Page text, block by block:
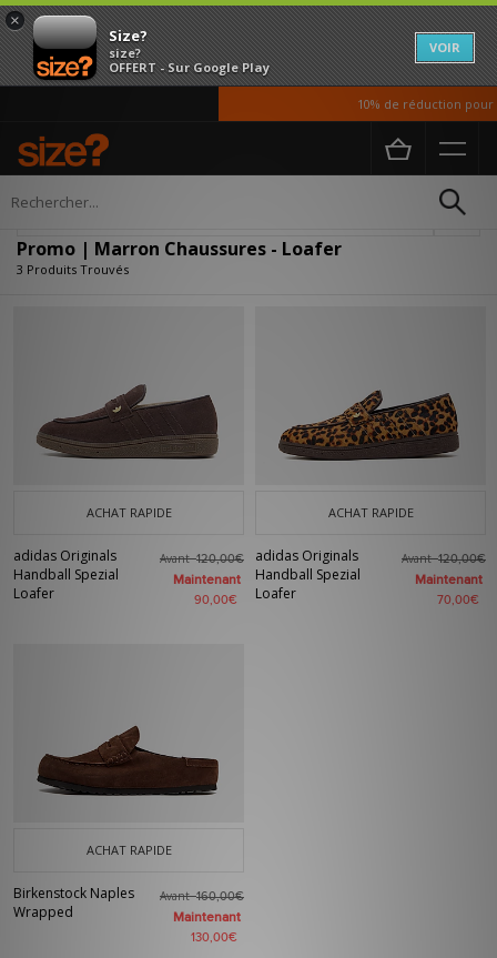
×
Size?
size?
OFFERT - Sur Google Play
VOIR
10% de réduction pour
Accueil Homme
Promo | Marron Chaussures - Loafer
3 Produits Trouvés
ACHAT RAPIDE
adidas Originals
Handball Spezial
Loafer
Avant120,00€
Maintenant
90,00€
ACHAT RAPIDE
adidas Originals
Handball Spezial
Loafer
Avant120,00€
Maintenant
70,00€
ACHAT RAPIDE
Birkenstock Naples
Wrapped
Avant160,00€
Maintenant
130,00€